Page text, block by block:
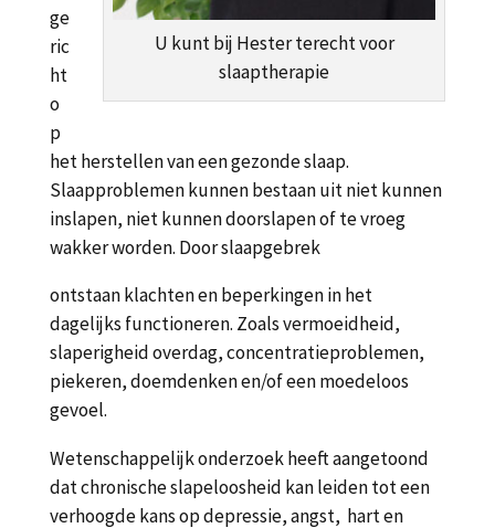
U kunt bij Hester terecht voor
slaaptherapie
ge
ric
ht
o
p
het herstellen van een gezonde slaap.
Slaapproblemen kunnen bestaan uit niet kunnen
inslapen, niet kunnen doorslapen of te vroeg
wakker worden. Door slaapgebrek
ontstaan klachten en beperkingen in het
dagelijks functioneren. Zoals vermoeidheid,
slaperigheid overdag, concentratieproblemen,
piekeren, doemdenken en/of een moedeloos
gevoel.
Wetenschappelijk onderzoek heeft aangetoond
dat chronische slapeloosheid kan leiden tot een
verhoogde kans op depressie, angst, hart en